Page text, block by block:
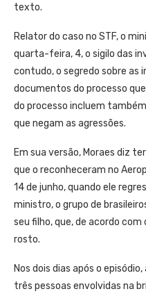
texto.
Relator do caso no STF, o
quarta-feira, 4, o sigilo das
contudo, o segredo sobre as
documentos do processo
do processo incluem
que negam as agressões.
Em sua versão, Moraes diz
que o reconheceram no
14 de junho, quando ele
ministro, o grupo de
seu filho, que, de acordo
rosto.
Nos dois dias após o
três pessoas envolvidas na